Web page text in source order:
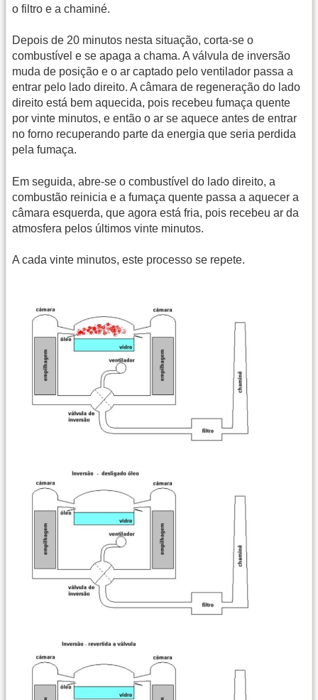
o filtro e a chaminé.
Depois de 20 minutos nesta situação, corta-se o
combustível e se apaga a chama. A válvula de inversão
muda de posição e o ar captado pelo ventilador passa a
entrar pelo lado direito. A câmara de regeneração do lado
direito está bem aquecida, pois recebeu fumaça quente
por vinte minutos, e então o ar se aquece antes de entrar
no forno recuperando parte da energia que seria perdida
pela fumaça.
Em seguida, abre-se o combustível do lado direito, a
combustão reinicia e a fumaça quente passa a aquecer a
câmara esquerda, que agora está fria, pois recebeu ar da
atmosfera pelos últimos vinte minutos.
A cada vinte minutos, este processo se repete.